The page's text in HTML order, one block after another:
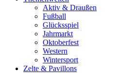
Aktiv & Draußen
Fußball
Glücksspiel
Jahrmarkt
Oktoberfest
Western
Wintersport
Zelte & Pavillons